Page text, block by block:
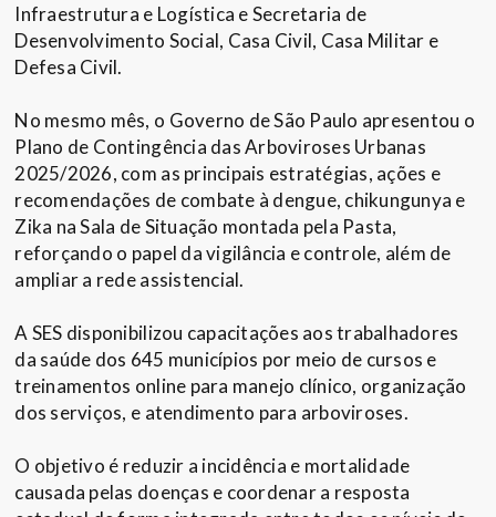
Infraestrutura e Logística e Secretaria de
Desenvolvimento Social, Casa Civil, Casa Militar e
Defesa Civil.
No mesmo mês, o Governo de São Paulo apresentou o
Plano de Contingência das Arboviroses Urbanas
2025/2026, com as principais estratégias, ações e
recomendações de combate à dengue, chikungunya e
Zika na Sala de Situação montada pela Pasta,
reforçando o papel da vigilância e controle, além de
ampliar a rede assistencial.
A SES disponibilizou capacitações aos trabalhadores
da saúde dos 645 municípios por meio de cursos e
treinamentos online para manejo clínico, organização
dos serviços, e atendimento para arboviroses.
O objetivo é reduzir a incidência e mortalidade
causada pelas doenças e coordenar a resposta